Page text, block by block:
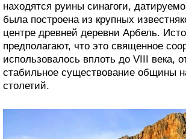
находятся руины синагоги,
была построена из крупных
центре древней деревни Арбель.
предполагают, что это священное
использовалось вплоть до VIII века,
стабильное существование общины
столетий.